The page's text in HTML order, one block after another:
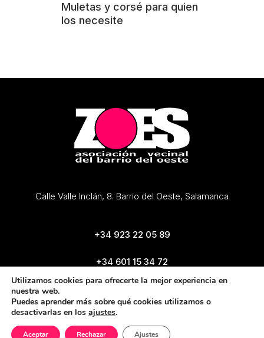
Muletas y corsé para quien
los necesite
Calle Valle Inclán, 8. Barrio del Oeste, Salamanca
+34 923 22 05 89
+34 601 15 34 72
zoes@zoes.es
Utilizamos cookies para ofrecerte la mejor experiencia en
nuestra web.
Puedes aprender más sobre qué cookies utilizamos o
desactivarlas en los ajustes.
Aceptar Rechazar Ajustes